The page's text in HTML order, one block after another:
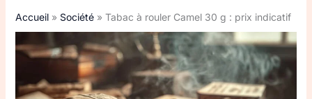
Accueil Société Tabac à rouler Camel 30 g : prix indicatif